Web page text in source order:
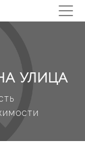
УЛИЦА